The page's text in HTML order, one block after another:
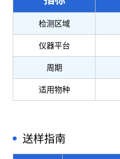
检测区域
仪器平台
周期
适用物种
送样指南